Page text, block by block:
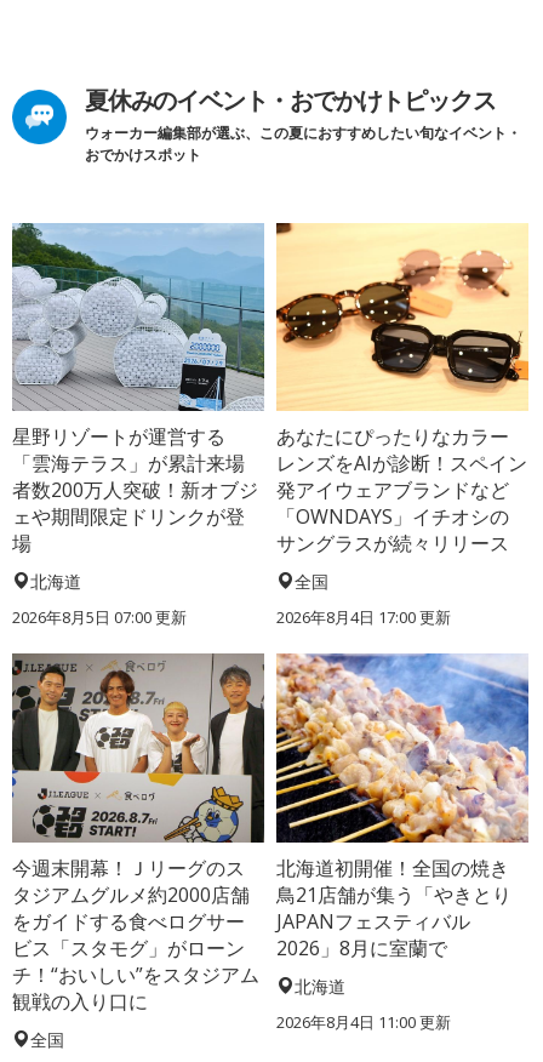
夏休みのイベント・おでかけトピックス
ウォーカー編集部が選ぶ、この夏におすすめしたい旬なイベント・
おでかけスポット
星野リゾートが運営する
「雲海テラス」が累計来場
者数200万人突破！新オブジ
ェや期間限定ドリンクが登
場
北海道
2026年8月5日 07:00更新
あなたにぴったりなカラー
レンズをAIが診断！スペイン
発アイウェアブランドなど
「OWNDAYS」イチオシの
サングラスが続々リリース
全国
2026年8月4日 17:00更新
今週末開幕！Ｊリーグのス
タジアムグルメ約2000店舗
をガイドする食べログサー
ビス「スタモグ」がローン
チ！“おいしい”をスタジアム
観戦の入り口に
全国
北海道初開催！全国の焼き
鳥21店舗が集う「やきとり
JAPANフェスティバル
2026」8月に室蘭で
北海道
2026年8月4日 11:00更新